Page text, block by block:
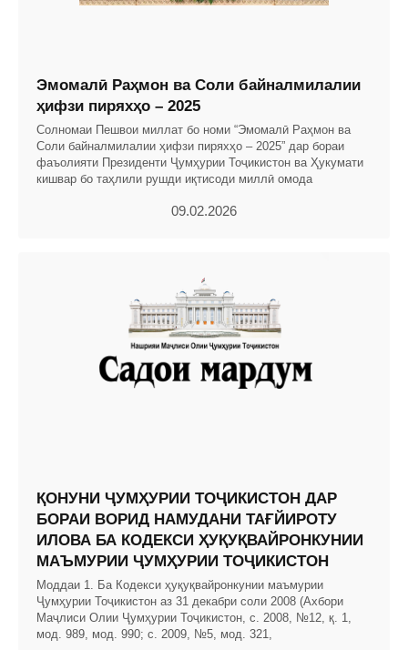
Эмомалӣ Раҳмон ва Соли байналмилалии
ҳифзи пиряхҳо – 2025
Солномаи Пешвои миллат бо номи “Эмомалӣ Раҳмон ва
Соли байналмилалии ҳифзи пиряхҳо – 2025” дар бораи
фаъолияти Президенти Ҷумҳурии Тоҷикистон ва Ҳукумати
кишвар бо таҳлили рушди иқтисоди миллӣ омода
09.02.2026
ҚОНУНИ ҶУМҲУРИИ ТОҶИКИСТОН ДАР
БОРАИ ВОРИД НАМУДАНИ ТАҒЙИРОТУ
ИЛОВА БА КОДЕКСИ ҲУҚУҚВАЙРОНКУНИИ
МАЪМУРИИ ҶУМҲУРИИ ТОҶИКИСТОН
Моддаи 1. Ба Кодекси ҳуқуқвайронкунии маъмурии
Ҷумҳурии Тоҷикистон аз 31 декабри соли 2008 (Ахбори
Маҷлиси Олии Ҷумҳурии Тоҷикистон, с. 2008, №12, қ. 1,
мод. 989, мод. 990; с. 2009, №5, мод. 321,